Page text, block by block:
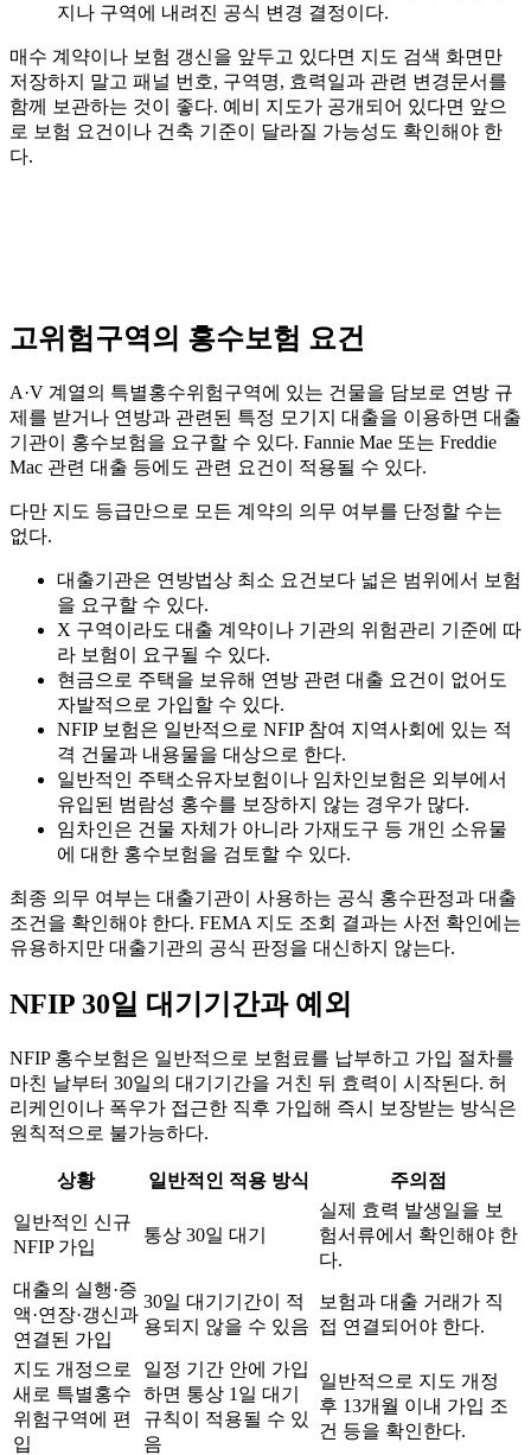
지나 구역에 내려진 공식 변경 결정이다.
매수 계약이나 보험 갱신을 앞두고 있다면 지도 검색 화면만
저장하지 말고 패널 번호, 구역명, 효력일과 관련 변경문서를
함께 보관하는 것이 좋다. 예비 지도가 공개되어 있다면 앞으
로 보험 요건이나 건축 기준이 달라질 가능성도 확인해야 한
다.
고위험구역의 홍수보험 요건
A·V 계열의 특별홍수위험구역에 있는 건물을 담보로 연방 규
제를 받거나 연방과 관련된 특정 모기지 대출을 이용하면 대출
기관이 홍수보험을 요구할 수 있다. Fannie Mae 또는 Freddie
Mac 관련 대출 등에도 관련 요건이 적용될 수 있다.
다만 지도 등급만으로 모든 계약의 의무 여부를 단정할 수는
없다.
대출기관은 연방법상 최소 요건보다 넓은 범위에서 보험
을 요구할 수 있다.
X 구역이라도 대출 계약이나 기관의 위험관리 기준에 따
라 보험이 요구될 수 있다.
현금으로 주택을 보유해 연방 관련 대출 요건이 없어도
자발적으로 가입할 수 있다.
NFIP 보험은 일반적으로 NFIP 참여 지역사회에 있는 적
격 건물과 내용물을 대상으로 한다.
일반적인 주택소유자보험이나 임차인보험은 외부에서
유입된 범람성 홍수를 보장하지 않는 경우가 많다.
임차인은 건물 자체가 아니라 가재도구 등 개인 소유물
에 대한 홍수보험을 검토할 수 있다.
최종 의무 여부는 대출기관이 사용하는 공식 홍수판정과 대출
조건을 확인해야 한다. FEMA 지도 조회 결과는 사전 확인에는
유용하지만 대출기관의 공식 판정을 대신하지 않는다.
NFIP 30일 대기기간과 예외
NFIP 홍수보험은 일반적으로 보험료를 납부하고 가입 절차를
마친 날부터 30일의 대기기간을 거친 뒤 효력이 시작된다. 허
리케인이나 폭우가 접근한 직후 가입해 즉시 보장받는 방식은
원칙적으로 불가능하다.
상황 일반적인 적용 방식 주의점
일반적인 신규
NFIP 가입
통상 30일 대기
실제 효력 발생일을 보
험서류에서 확인해야 한
다.
대출의 실행·증
액·연장·갱신과
연결된 가입
30일 대기기간이 적
용되지 않을 수 있음
보험과 대출 거래가 직
접 연결되어야 한다.
지도 개정으로
새로 특별홍수
위험구역에 편
입
일정 기간 안에 가입
하면 통상 1일 대기
규칙이 적용될 수 있
음
일반적으로 지도 개정
후 13개월 이내 가입 조
건 등을 확인한다.